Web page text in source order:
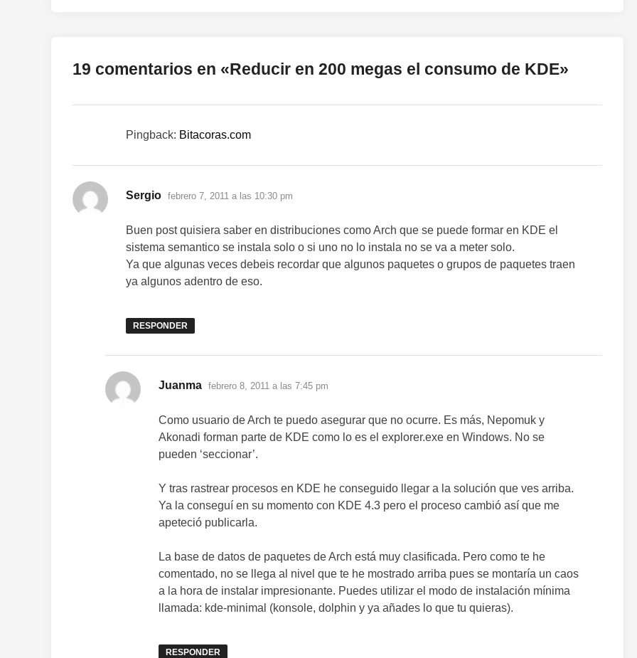
19 comentarios en «Reducir en 200 megas el consumo de KDE»
Pingback: Bitacoras.com
Sergio dice:
febrero 7, 2011 a las 10:30 pm
Buen post quisiera saber en distribuciones como Arch que se puede formar en KDE el
sistema semantico se instala solo o si uno no lo instala no se va a meter solo.
Ya que algunas veces debeis recordar que algunos paquetes o grupos de paquetes traen
ya algunos adentro de eso.
RESPONDER
Juanma dice:
febrero 8, 2011 a las 7:45 pm
Como usuario de Arch te puedo asegurar que no ocurre. Es más, Nepomuk y
Akonadi forman parte de KDE como lo es el explorer.exe en Windows. No se
pueden ‘seccionar’.
Y tras rastrear procesos en KDE he conseguido llegar a la solución que ves arriba.
Ya la conseguí en su momento con KDE 4.3 pero el proceso cambió así que me
apeteció publicarla.
La base de datos de paquetes de Arch está muy clasificada. Pero como te he
comentado, no se llega al nivel que te he mostrado arriba pues se montaría un caos
a la hora de instalar impresionante. Puedes utilizar el modo de instalación mínima
llamada: kde-minimal (konsole, dolphin y ya añades lo que tu quieras).
RESPONDER